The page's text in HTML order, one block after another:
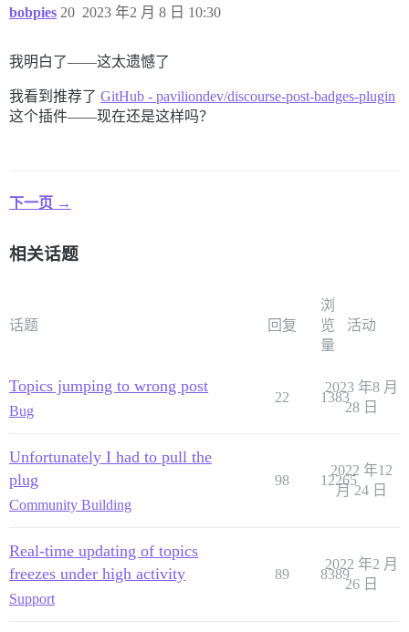
bobpies 2023 年2 月 8 日 10:30
20
我明白了——这太遗憾了
我看到推荐了 GitHub - paviliondev/discourse-post-badges-plugin
这个插件——现在还是这样吗？
下一页 →
相关话题
话题 回复
浏
览
量
活动
Topics jumping to wrong post
Bug
22 1383
2023 年8 月
28 日
Unfortunately I had to pull the
plug
Community Building
98 12265
2022 年12
月 24 日
Real-time updating of topics
freezes under high activity
Support
89 8389
2022 年2 月
26 日